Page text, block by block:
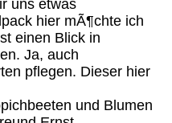
uns etwas
hier mÃ¶chte ich
einen Blick in
Ja, auch
pflegen. Dieser hier
und Blumen